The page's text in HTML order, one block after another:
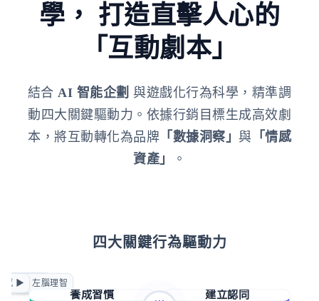
學， 打造直擊人心的
「互動劇本」
結合 AI 智能企劃 與遊戲化行為科學，精準調
動四大關鍵驅動力。依據行銷目標生成高效劇
本，將互動轉化為品牌 「數據洞察」 與 「情感
資產」
。
四大關鍵行為驅動力
正向賦能
急迫驅動
◀ 左腦理智
感 ▶
養成習慣 建立認同